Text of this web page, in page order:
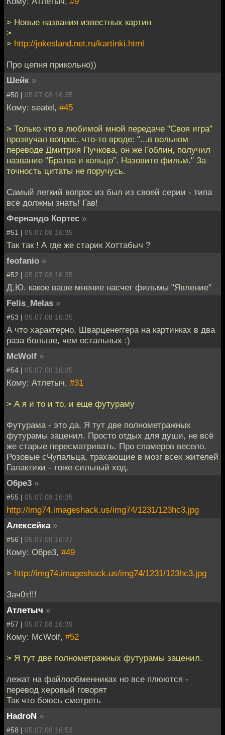
> Новые названия известных картин
>
> http://jokesland.net.ru/kartinki.html
Про цепня прикольно))
Шейк »
#50 | 05.07.08 16:35
Кому: seatel, #45
> Только что в любимой мной передаче "Своя игра"
прозвучал вопрос, что-то вроде: "...в вольном
переводе Дмитрия Пучкова, он же Гоблин, получил
название "Братва и кольцо". Назовите фильм." За
точность цитаты не поручусь.
Самый легкий вопрос из был из своей серии - типа
все должны знать! Гав!
Фернандо Кортес »
#51 | 05.07.08 16:35
Так так ! А где же старик Хоттабыч ?
feofanio »
#52 | 05.07.08 16:35
Д.Ю. какое ваше мнение насчет фильмы "Явление"
Felis_Melas »
#53 | 05.07.08 16:35
А что характерно, Шварценеггера на картинках в два
раза больше, чем остальных :)
McWolf »
#54 | 05.07.08 16:35
Кому: Атлетыч, #31
> А я и то и то, и еще футураму
Футурама - это да. Я тут две полнометражных
футурамы заценил. Просто отдых для души, не всё
же старые пересматривать. Про спамеров весело.
Розовые сЧупальца, трахающие в мозг всех жителей
Галактики - тоже сильный ход.
O6pe3 »
#55 | 05.07.08 16:35
http://img74.imageshack.us/img74/1231/123hc3.jpg
Алексейка »
#56 | 05.07.08 16:37
Кому: O6pe3, #49
> http://img74.imageshack.us/img74/1231/123hc3.jpg
Зач0т!!!
Атлетыч »
#57 | 05.07.08 16:39
Кому: McWolf, #52
> Я тут две полнометражных футурамы заценил.
лежат на файлообменниках но все плюются -
перевод херовый говорят
Так что боюсь смотреть
HadroN »
#58 | 05.07.08 16:53